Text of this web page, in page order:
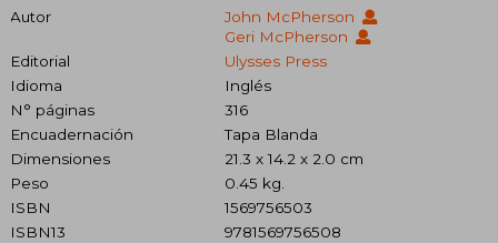
Autor
John McPherson
Geri McPherson
Editorial
Ulysses Press
Idioma
Inglés
N° páginas
316
Encuadernación
Tapa Blanda
Dimensiones
21.3 x 14.2 x 2.0 cm
Peso
0.45 kg.
ISBN
1569756503
ISBN13
9781569756508